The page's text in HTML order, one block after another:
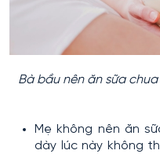
Bà bầu nên ăn sữa
Mẹ không nên ăn
dày lúc này không